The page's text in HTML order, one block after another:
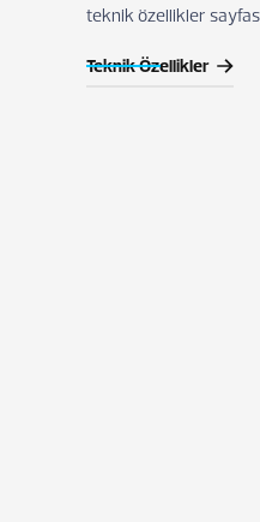
teknik özellikler
Teknik Özellikler